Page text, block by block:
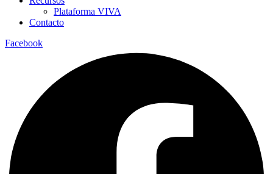
Plataforma VIVA
Contacto
Facebook